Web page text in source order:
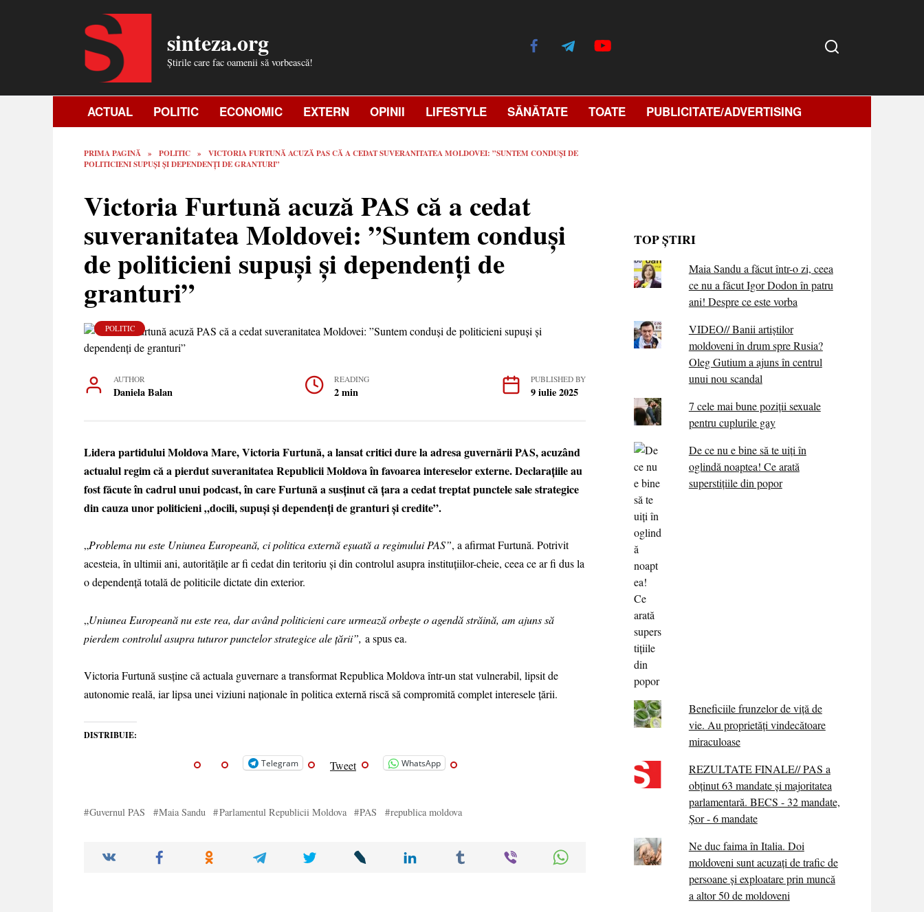
sinteza.org
Știrile care fac oamenii să vorbească!
ACTUAL POLITIC ECONOMIC EXTERN OPINII LIFESTYLE SĂNĂTATE TOATE PUBLICITATE/ADVERTISING
PRIMA PAGINĂ » POLITIC »
VICTORIA FURTUNĂ ACUZĂ PAS CĂ A CEDAT SUVERANITATEA MOLDOVEI: ”SUNTEM CONDUȘI DE
POLITICIENI SUPUȘI ȘI DEPENDENȚI DE GRANTURI”
Victoria Furtună acuză PAS că a cedat
suveranitatea Moldovei: ”Suntem conduși
de politicieni supuși și dependenți de
granturi”
POLITIC
AUTHOR
Daniela Balan
READING
2 min
PUBLISHED BY
9 iulie 2025
Lidera partidului Moldova Mare, Victoria Furtună, a lansat critici dure la adresa guvernării PAS, acuzând
actualul regim că a pierdut suveranitatea Republicii Moldova în favoarea intereselor externe. Declarațiile au
fost făcute în cadrul unui podcast, în care Furtună a susținut că țara a cedat treptat punctele sale strategice
din cauza unor politicieni „docili, supuși și dependenți de granturi și credite”.
„Problema nu este Uniunea Europeană, ci politica externă eșuată a regimului PAS”, a afirmat Furtună. Potrivit
acesteia, în ultimii ani, autoritățile ar fi cedat din teritoriu și din controlul asupra instituțiilor-cheie, ceea ce ar fi dus la
o dependență totală de politicile dictate din exterior.
„Uniunea Europeană nu este rea, dar având politicieni care urmează orbește o agendă străină, am ajuns să
pierdem controlul asupra tuturor punctelor strategice ale țării”, a spus ea.
Victoria Furtună susține că actuala guvernare a transformat Republica Moldova într-un stat vulnerabil, lipsit de
autonomie reală, iar lipsa unei viziuni naționale în politica externă riscă să compromită complet interesele țării.
DISTRIBUIE:
Telegram Tweet WhatsApp
Guvernul PAS Maia Sandu Parlamentul Republicii Moldova PAS republica moldova
TOP ȘTIRI
Maia Sandu a făcut într-o zi, ceea
ce nu a făcut Igor Dodon în patru
ani! Despre ce este vorba
VIDEO// Banii artiștilor
moldoveni în drum spre Rusia?
Oleg Gutium a ajuns în centrul
unui nou scandal
7 cele mai bune poziții sexuale
pentru cuplurile gay
De ce nu e bine să te uiți în
oglindă noaptea! Ce arată
superstițiile din popor
Beneficiile frunzelor de viță de
vie. Au proprietăţi vindecătoare
miraculoase
REZULTATE FINALE// PAS a
obținut 63 mandate și majoritatea
parlamentară. BECS - 32 mandate,
Șor - 6 mandate
Ne duc faima în Italia. Doi
moldoveni sunt acuzați de trafic de
persoane și exploatare prin muncă
a altor 50 de moldoveni